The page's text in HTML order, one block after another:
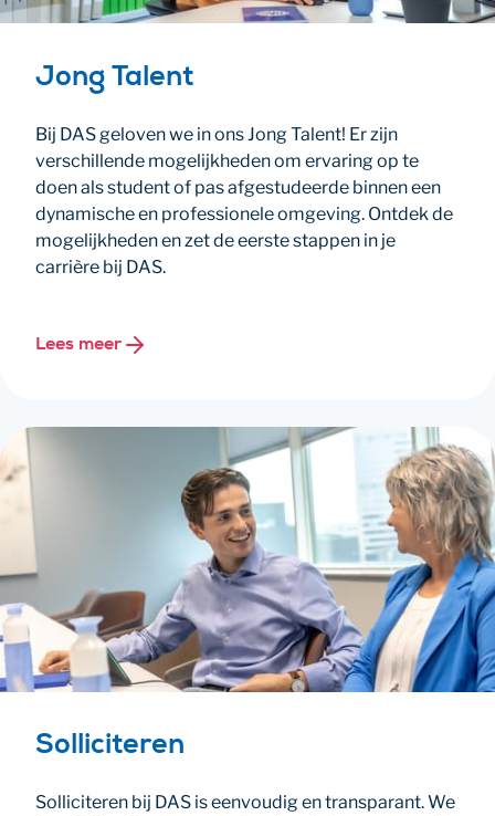
Jong Talent
Bij DAS geloven we in ons Jong Talent! Er zijn
verschillende mogelijkheden om ervaring op te
doen als student of pas afgestudeerde binnen een
dynamische en professionele omgeving. Ontdek de
mogelijkheden en zet de eerste stappen in je
carrière bij DAS.
Lees meer
Solliciteren
Solliciteren bij DAS is eenvoudig en transparant. We